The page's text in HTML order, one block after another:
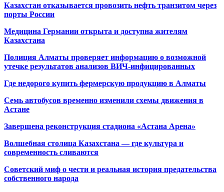
Казахстан отказывается провозить нефть транзитом через
порты России
Медицина Германии открыта и доступна жителям
Казахстана
Полиция Алматы проверяет информацию о возможной
утечке результатов анализов ВИЧ-инфицированных
Где недорого купить фермерскую продукцию в Алматы
Семь автобусов временно изменили схемы движения в
Астане
Завершена реконструкция стадиона «Астана Арена»
Волшебная столица Казахстана — где культура и
современность сливаются
Советский миф о чести и реальная история предательства
собственного народа